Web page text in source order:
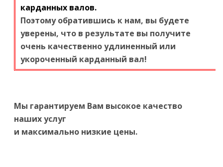
карданных валов.
Поэтому обратившись к нам, вы будете
уверены, что в результате вы получите
очень качественно удлиненный или
укороченный карданный вал!
Мы гарантируем Вам высокое качество
наших услуг
и максимально низкие цены.